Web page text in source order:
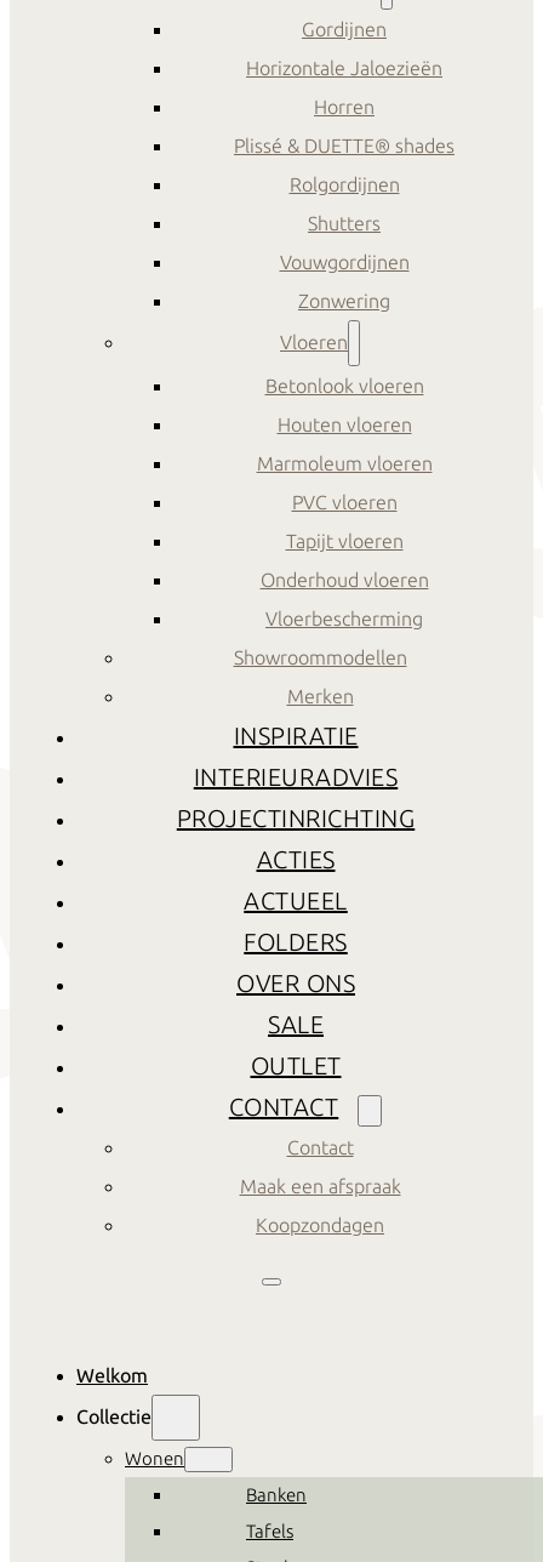
Gordijnen
Horizontale Jaloezieën
Horren
Plissé & DUETTE® shades
Rolgordijnen
Shutters
Vouwgordijnen
Zonwering
Vloeren
Betonlook vloeren
Houten vloeren
Marmoleum vloeren
PVC vloeren
Tapijt vloeren
Onderhoud vloeren
Vloerbescherming
Showroommodellen
Merken
INSPIRATIE
INTERIEURADVIES
PROJECTINRICHTING
ACTIES
ACTUEEL
FOLDERS
OVER ONS
SALE
OUTLET
CONTACT
Contact
Maak een afspraak
Koopzondagen
Welkom
Collectie
Wonen
Banken
Tafels